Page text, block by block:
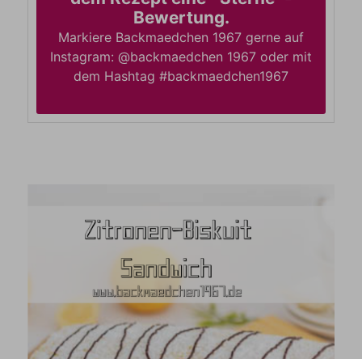
Bewertung.
Markiere Backmaedchen 1967 gerne auf
Instagram: @backmaedchen 1967 oder mit
dem Hashtag #backmaedchen1967